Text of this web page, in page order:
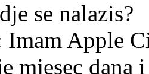
se nalazis?
Imam Apple
mjesec dana